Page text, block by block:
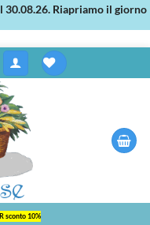
30.08.26. Riapriamo il giorno
sconto 10%